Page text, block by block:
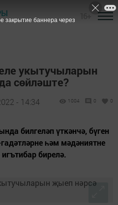
укытучыларын
сөйләште?
- 14:34 1004 0 0
билгеләп үткәнчә, бүген
һәм мәдәниятне
бирелә.
закрытие баннера через